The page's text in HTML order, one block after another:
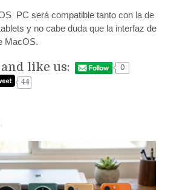
PC será compatible tanto con la de
y no cabe duda que la interfaz de
MacOS.
like us:
0
44